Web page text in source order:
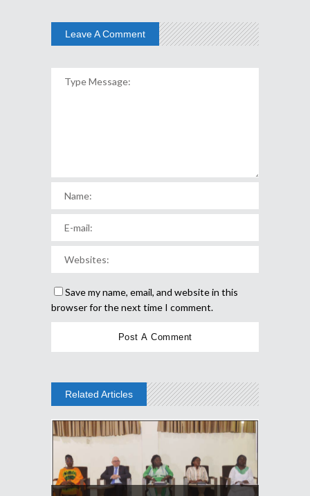
Leave A Comment
Save my name, email, and website in this
browser for the next time I comment.
Related Articles